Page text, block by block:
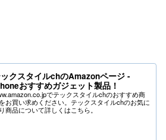
クスタイルchのAmazonページ -
おすすめガジェット製品！
でテックスタイルchのおすすめ商
お買い求めください。テックスタイルchのお気に
商品について詳しくはこちら。